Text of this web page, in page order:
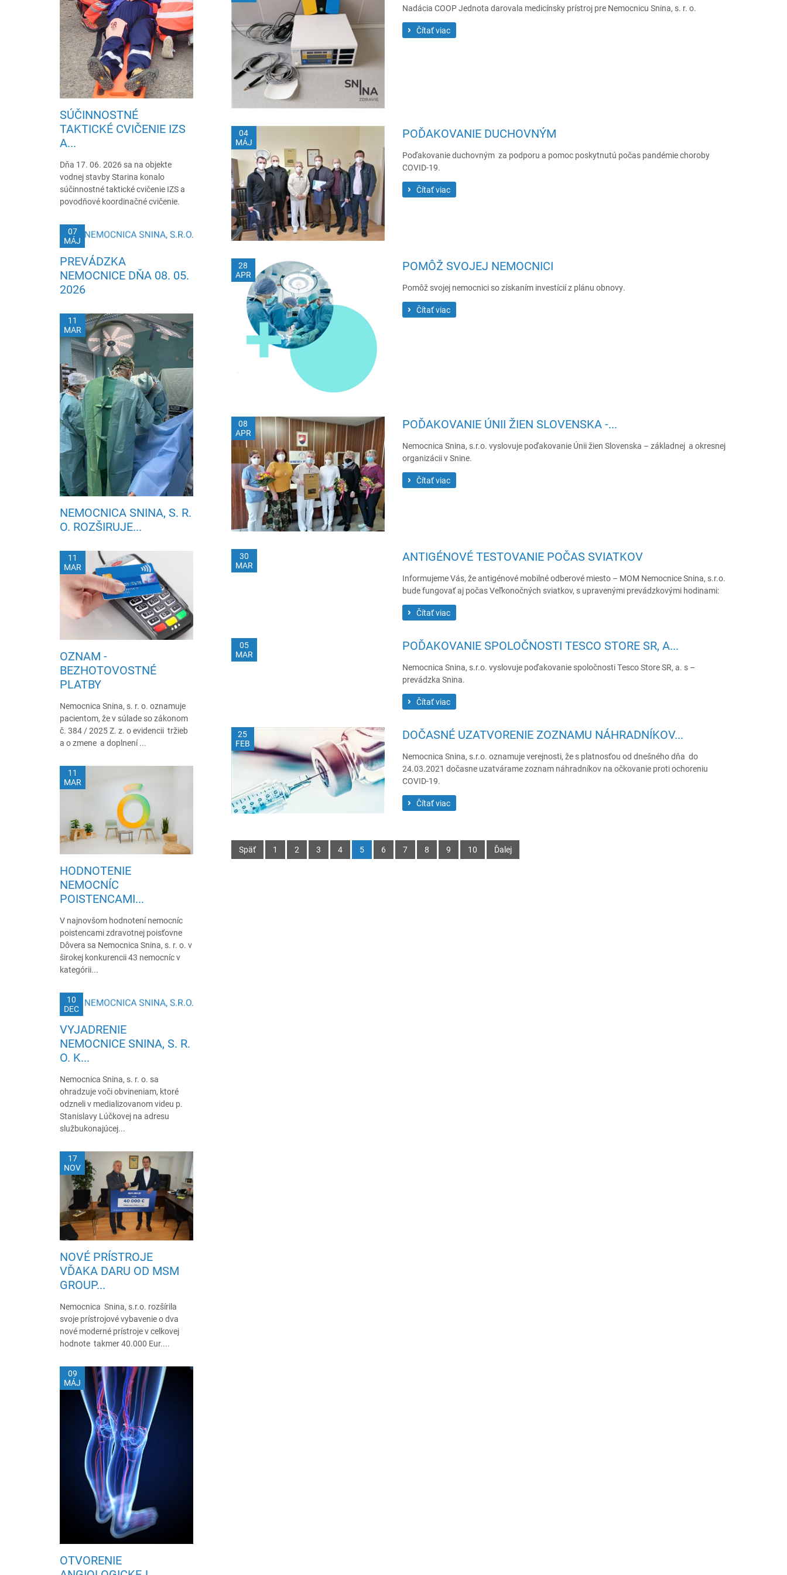
Nadácia COOP Jednota darovala medicínsky prístroj pre Nemocnicu Snina, s. r. o.
Čítať viac
04
MÁJ
POĎAKOVANIE DUCHOVNÝM
Poďakovanie duchovným za podporu a pomoc poskytnutú počas pandémie choroby
COVID-19.
Čítať viac
28
APR
POMÔŽ SVOJEJ NEMOCNICI
Pomôž svojej nemocnici so získaním investícií z plánu obnovy.
Čítať viac
08
APR
POĎAKOVANIE ÚNII ŽIEN SLOVENSKA -...
Nemocnica Snina, s.r.o. vyslovuje poďakovanie Únii žien Slovenska – základnej a okresnej
organizácii v Snine.
Čítať viac
30
MAR
ANTIGÉNOVÉ TESTOVANIE POČAS SVIATKOV
Informujeme Vás, že antigénové mobilné odberové miesto – MOM Nemocnice Snina, s.r.o.
bude fungovať aj počas Veľkonočných sviatkov, s upravenými prevádzkovými hodinami:
Čítať viac
05
MAR
POĎAKOVANIE SPOLOČNOSTI TESCO STORE SR, A...
Nemocnica Snina, s.r.o. vyslovuje poďakovanie spoločnosti Tesco Store SR, a. s –
prevádzka Snina.
Čítať viac
25
FEB
DOČASNÉ UZATVORENIE ZOZNAMU NÁHRADNÍKOV...
Nemocnica Snina, s.r.o. oznamuje verejnosti, že s platnosťou od dnešného dňa do
24.03.2021 dočasne uzatvárame zoznam náhradníkov na očkovanie proti ochoreniu
COVID-19.
Čítať viac
Späť 1 2 3 4 5 6 7 8 9 10 Ďalej
SÚČINNOSTNÉ
TAKTICKÉ CVIČENIE IZS
A...
Dňa 17. 06. 2026 sa na objekte
vodnej stavby Starina konalo
súčinnostné taktické cvičenie IZS a
povodňové koordinačné cvičenie.
07
MÁJ
PREVÁDZKA
NEMOCNICE DŇA 08. 05.
2026
11
MAR
NEMOCNICA SNINA, S. R.
O. ROZŠIRUJE...
11
MAR
OZNAM -
BEZHOTOVOSTNÉ
PLATBY
Nemocnica Snina, s. r. o. oznamuje
pacientom, že v súlade so zákonom
č. 384 / 2025 Z. z. o evidencii tržieb
a o zmene a doplnení ...
11
MAR
HODNOTENIE
NEMOCNÍC
POISTENCAMI...
V najnovšom hodnotení nemocníc
poistencami zdravotnej poisťovne
Dôvera sa Nemocnica Snina, s. r. o. v
širokej konkurencii 43 nemocníc v
kategórii...
10
DEC
VYJADRENIE
NEMOCNICE SNINA, S. R.
O. K...
Nemocnica Snina, s. r. o. sa
ohradzuje voči obvineniam, ktoré
odzneli v medializovanom videu p.
Stanislavy Lúčkovej na adresu
službukonajúcej...
17
NOV
NOVÉ PRÍSTROJE
VĎAKA DARU OD MSM
GROUP...
Nemocnica Snina, s.r.o. rozšírila
svoje prístrojové vybavenie o dva
nové moderné prístroje v celkovej
hodnote takmer 40.000 Eur....
09
MÁJ
OTVORENIE